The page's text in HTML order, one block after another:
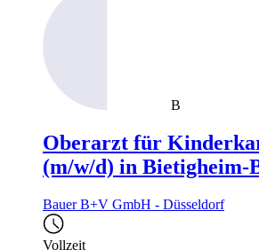
B
Oberarzt für
(m/w/d) in Bietigheim-
Bauer B+V GmbH - Düsseldorf
Vollzeit